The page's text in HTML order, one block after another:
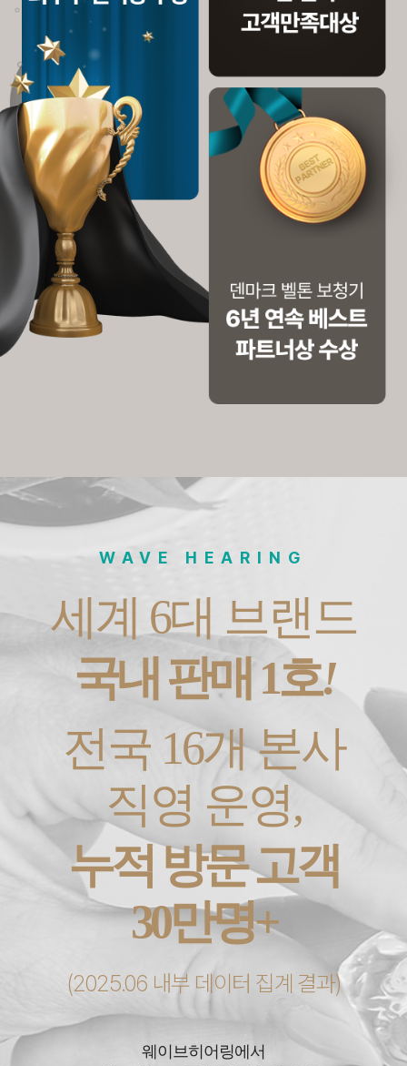
WAVE HEARING
세계 6대 브랜드
국내 판매 1호!
전국 16개 본사
직영 운영,
누적 방문 고객
30만명+
(2025.06 내부 데이터 집계 결과)
웨이브히어링에서